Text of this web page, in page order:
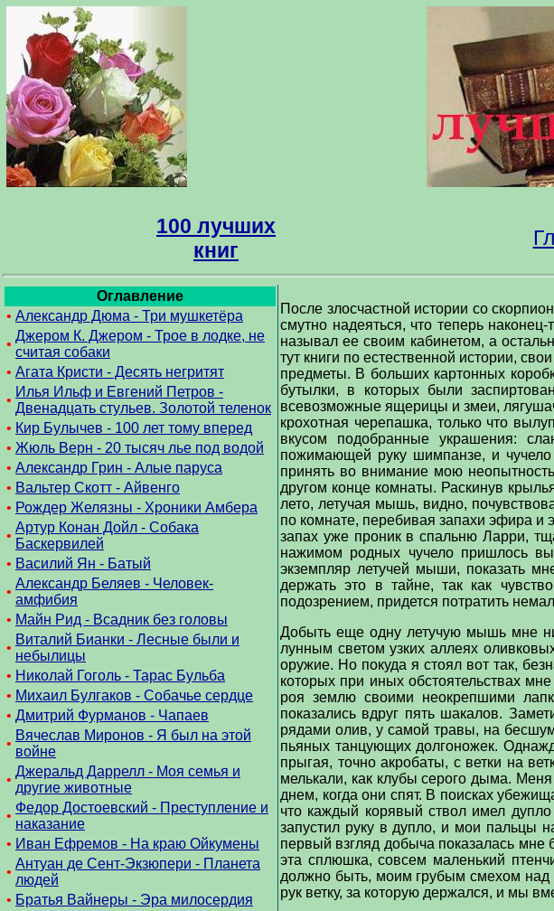
100 лучших
книг
Оглавление
• Александр Дюма - Три мушкетёра
•
Джером К. Джером - Трое в лодке, не
считая собаки
• Агата Кристи - Десять негритят
•
Илья Ильф и Евгений Петров -
Двенадцать стульев. Золотой теленок
• Кир Булычев - 100 лет тому вперед
• Жюль Верн - 20 тысяч лье под водой
• Александр Грин - Алые паруса
• Вальтер Скотт - Айвенго
• Рождер Желязны - Хроники Амбера
•
Артур Конан Дойл - Собака
Баскервилей
• Василий Ян - Батый
•
Александр Беляев - Человек-
амфибия
• Майн Рид - Всадник без головы
•
Виталий Бианки - Лесные были и
небылицы
• Николай Гоголь - Тарас Бульба
• Михаил Булгаков - Собачье сердце
• Дмитрий Фурманов - Чапаев
•
Вячеслав Миронов - Я был на этой
войне
•
Джеральд Даррелл - Моя семья и
другие животные
•
Федор Достоевский - Преступление и
наказание
• Иван Ефремов - На краю Ойкумены
•
Антуан де Сент-Экзюпери - Планета
людей
• Братья Вайнеры - Эра милосердия
После злосчастной истории со
смутно надеяться, что теперь
называл ее своим кабинетом, а
тут книги по естественной истории,
предметы. В больших картонных
бутылки, в которых были
всевозможные ящерицы и змеи,
крохотная черепашка, только что
вкусом подобранные украшения:
пожимающей руку шимпанзе, и
принять во внимание мою
другом конце комнаты. Раскинув
лето, летучая мышь, видно,
по комнате, перебивая запахи эфира и
запах уже проник в спальню Ларри,
нажимом родных чучело пришлось
экземпляр летучей мыши, показать
держать это в тайне, так как
подозрением, придется потратить
Добыть еще одну летучую мышь мне
лунным светом узких аллеях
оружие. Но покуда я стоял вот так,
которых при иных обстоятельствах
роя землю своими неокрепшими
показались вдруг пять шакалов.
рядами олив, у самой травы, на
пьяных танцующих долгоножек.
прыгая, точно акробаты, с ветки на
мелькали, как клубы серого дыма.
днем, когда они спят. В поисках
что каждый корявый ствол имел
запустил руку в дупло, и мои пальцы
первый взгляд добыча показалась мне
эта сплюшка, совсем маленький
должно быть, моим грубым смехом над
рук ветку, за которую держался, и мы